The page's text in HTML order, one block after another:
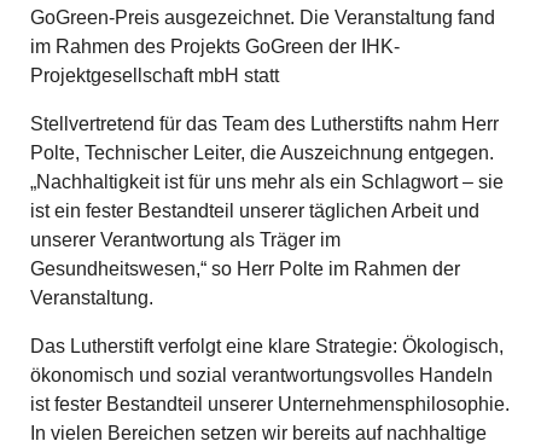
GoGreen-Preis ausgezeichnet. Die Veranstaltung fand
im Rahmen des Projekts GoGreen der IHK-
Projektgesellschaft mbH statt
Stellvertretend für das Team des Lutherstifts nahm Herr
Polte, Technischer Leiter, die Auszeichnung entgegen.
„Nachhaltigkeit ist für uns mehr als ein Schlagwort – sie
ist ein fester Bestandteil unserer täglichen Arbeit und
unserer Verantwortung als Träger im
Gesundheitswesen,“ so Herr Polte im Rahmen der
Veranstaltung.
Das Lutherstift verfolgt eine klare Strategie: Ökologisch,
ökonomisch und sozial verantwortungsvolles Handeln
ist fester Bestandteil unserer Unternehmensphilosophie.
In vielen Bereichen setzen wir bereits auf nachhaltige